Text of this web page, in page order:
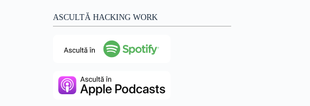
ASCULTĂ HACKING WORK